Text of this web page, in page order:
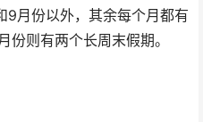
9月份以外，其余每个月都有
份则有两个长周末假期。